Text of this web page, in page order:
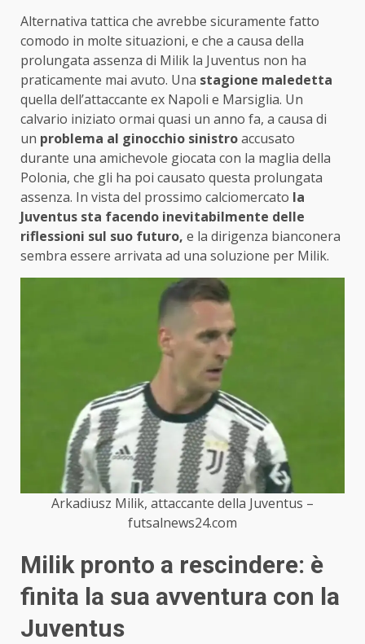
Alternativa tattica che avrebbe sicuramente fatto
comodo in molte situazioni, e che a causa della
prolungata assenza di Milik la Juventus non ha
praticamente mai avuto. Una stagione maledetta
quella dell’attaccante ex Napoli e Marsiglia. Un
calvario iniziato ormai quasi un anno fa, a causa di
un problema al ginocchio sinistroaccusato
durante una amichevole giocata con la maglia della
Polonia, che gli ha poi causato questa prolungata
assenza. In vista del prossimo calciomercato la
Juventus sta facendo inevitabilmente delle
riflessioni sul suo futuro, e la dirigenza bianconera
sembra essere arrivata ad una soluzione per Milik.
Arkadiusz Milik, attaccante della Juventus –
futsalnews24.com
Milik pronto a rescindere: è
finita la sua avventura con la
Juventus